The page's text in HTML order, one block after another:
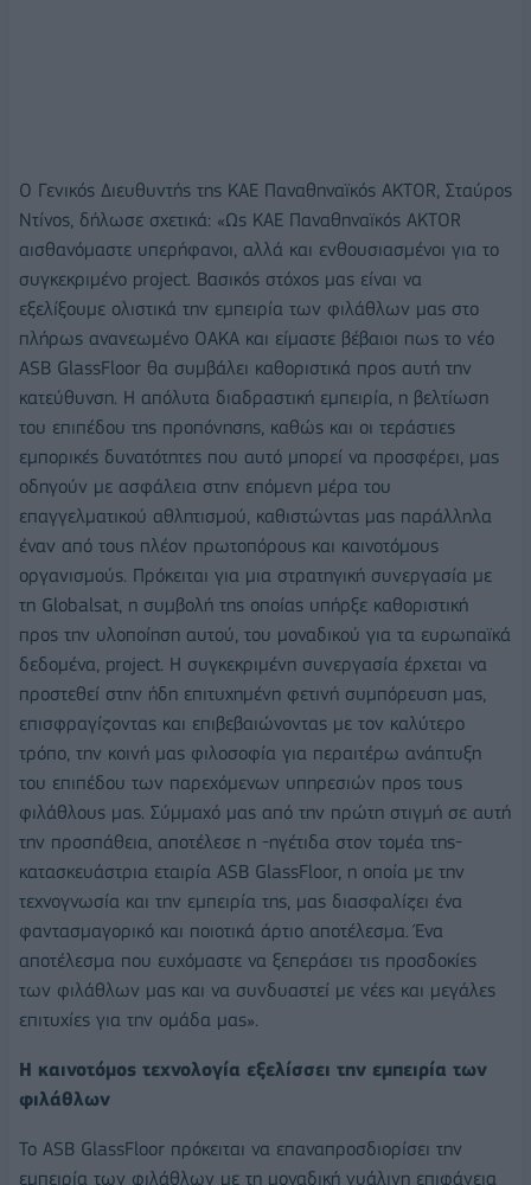
Ο Γενικός Διευθυντής της ΚΑΕ Παναθηναϊκός AKTOR, Σταύρος
Ντίνος, δήλωσε σχετικά: «Ως ΚΑΕ Παναθηναϊκός AKTOR
αισθανόμαστε υπερήφανοι, αλλά και ενθουσιασμένοι για το
συγκεκριμένο project. Βασικός στόχος μας είναι να
εξελίξουμε ολιστικά την εμπειρία των φιλάθλων μας στο
πλήρως ανανεωμένο ΟΑΚΑ και είμαστε βέβαιοι πως το νέο
ASB GlassFloor θα συμβάλει καθοριστικά προς αυτή την
κατεύθυνση. Η απόλυτα διαδραστική εμπειρία, η βελτίωση
του επιπέδου της προπόνησης, καθώς και οι τεράστιες
εμπορικές δυνατότητες που αυτό μπορεί να προσφέρει, μας
οδηγούν με ασφάλεια στην επόμενη μέρα του
επαγγελματικού αθλητισμού, καθιστώντας μας παράλληλα
έναν από τους πλέον πρωτοπόρους και καινοτόμους
οργανισμούς. Πρόκειται για μια στρατηγική συνεργασία με
τη Globalsat, η συμβολή της οποίας υπήρξε καθοριστική
προς την υλοποίηση αυτού, του μοναδικού για τα ευρωπαϊκά
δεδομένα, project. Η συγκεκριμένη συνεργασία έρχεται να
προστεθεί στην ήδη επιτυχημένη φετινή συμπόρευση μας,
επισφραγίζοντας και επιβεβαιώνοντας με τον καλύτερο
τρόπο, την κοινή μας φιλοσοφία για περαιτέρω ανάπτυξη
του επιπέδου των παρεχόμενων υπηρεσιών προς τους
φιλάθλους μας. Σύμμαχό μας από την πρώτη στιγμή σε αυτή
την προσπάθεια, αποτέλεσε η -ηγέτιδα στον τομέα της-
κατασκευάστρια εταιρία ASB GlassFloor, η οποία με την
τεχνογνωσία και την εμπειρία της, μας διασφαλίζει ένα
φαντασμαγορικό και ποιοτικά άρτιο αποτέλεσμα. Ένα
αποτέλεσμα που ευχόμαστε να ξεπεράσει τις προσδοκίες
των φιλάθλων μας και να συνδυαστεί με νέες και μεγάλες
επιτυχίες για την ομάδα μας».
Η καινοτόμος τεχνολογία εξελίσσει την εμπειρία των
φιλάθλων
Το ASB GlassFloor πρόκειται να επαναπροσδιορίσει την
εμπειρία των φιλάθλων με τη μοναδική γυάλινη επιφάνεια